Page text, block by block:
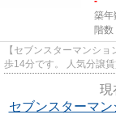
築年
階数
【セブンスターマンシ
歩14分です。 人気分譲
現
セブンスターマ